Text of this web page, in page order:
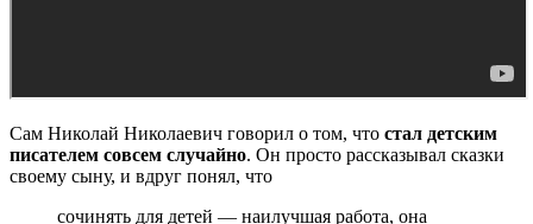
Сам Николай Николаевич говорил о том, что стал детским
писателем совсем случайно. Он просто рассказывал сказки
своему сыну, и вдруг понял, что
сочинять для детей — наилучшая работа, она